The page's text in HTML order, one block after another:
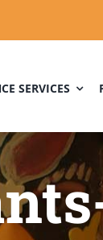
SERVICES